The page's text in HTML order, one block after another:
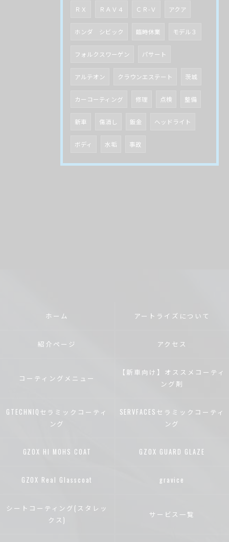
ＲＸ ＲＡＶ４ ＣＲ-Ｖ アクア
ホンダ シビック 臨時休業 モデル３
フォルクスワーゲン パサート
アルテオン クラウンエステート 茨城
カーコーティング 修理 点検 整備
新車 傷消し 鈑金 ヘッドライト
ボディ 水垢 事故
ホーム アートライズについて
紹介ページ アクセス
コーティングメニュー
【新車向け】オススメコーティ
ング剤
GTECHNIQセラミックコーティ
ング
SERVFACESセラミックコーティ
ング
GZOX HI MOHS COAT GZOX GUARD GLAZE
GZOX Real Glasscoat gravice
シートコーティング(スタレッ
クス)
サービス一覧